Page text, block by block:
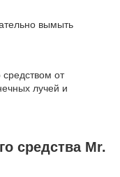
вымыть
средством от
лучей и
средства Mr.